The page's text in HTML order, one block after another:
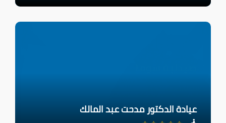
عيادة الدكتور مدحت عبد المالك